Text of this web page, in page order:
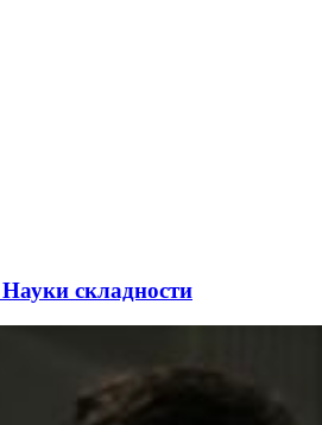
складности